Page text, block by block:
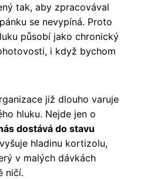
tak, aby zpracovával
se nevypíná. Proto
působí jako chronický
i když bychom
již dlouho varuje
hluku. Nejde jen o
dostává do stavu
hladinu kortizolu,
v malých dávkách
ničí.